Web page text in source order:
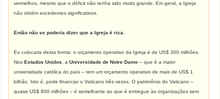
vermelhos, mesmo que o déficit não tenha sido muito grande. Em geral, a Igreja
não obtém excedentes significativos.
Então não se poderia dizer que a Igreja é rica.
Eu colocaria desta forma: o orçamento operativo da Igreja é de US$ 300 milhões.
NosEstados Unidos , aUniversidade de Notre Dame – que é a maior
universidade católica do país – tem um orçamento operativo de mais de US$ 1
bilhão. Isto é, pode financiar o Vaticano três vezes. O patrimônio do Vaticano –
quase US$ 800 milhões – é semelhante ao que é entregue às organizações sem